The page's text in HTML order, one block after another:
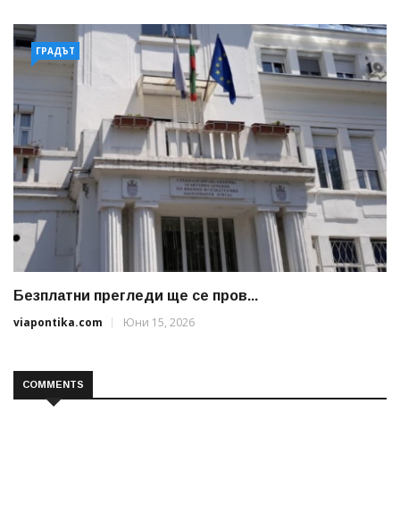
ГРАДЪТ
Безплатни прегледи ще се пров...
viapontika.com
Юни 15, 2026
COMMENTS